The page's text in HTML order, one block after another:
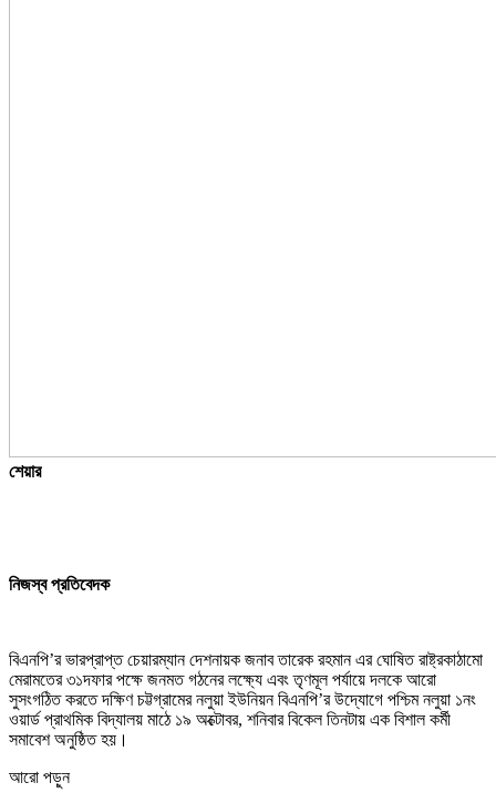
শেয়ার
নিজস্ব প্রতিবেদক
বিএনপি’র ভারপ্রাপ্ত চেয়ারম্যান দেশনায়ক জনাব তারেক রহমান এর ঘোষিত রাষ্ট্রকাঠামো
মেরামতের ৩১দফার পক্ষে জনমত গঠনের লক্ষ্যে এবং তৃণমূল পর্যায়ে দলকে আরো
সুসংগঠিত করতে দক্ষিণ চট্টগ্রামের নলুয়া ইউনিয়ন বিএনপি’র উদ্যোগে পশ্চিম নলুয়া ১নং
ওয়ার্ড প্রাথমিক বিদ্যালয় মাঠে ১৯ অক্টোবর, শনিবার বিকেল তিনটায় এক বিশাল কর্মী
সমাবেশ অনুষ্ঠিত হয়।
আরো পড়ুন